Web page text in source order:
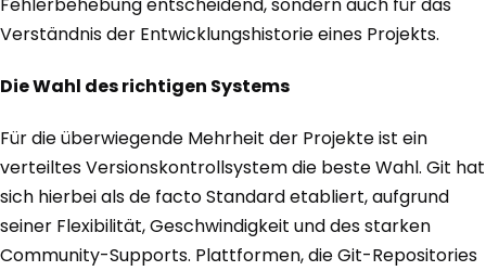
Verständnis der Entwicklungshistorie eines Projekts.
Die Wahl des richtigen Systems
Für die überwiegende Mehrheit der Projekte ist ein
verteiltes Versionskontrollsystem die beste Wahl. Git hat
sich hierbei als de facto Standard etabliert, aufgrund
seiner Flexibilität, Geschwindigkeit und des starken
Community-Supports. Plattformen, die Git-Repositories